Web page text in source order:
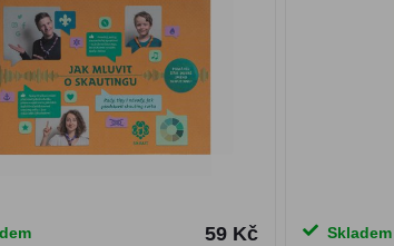
59 Kč Skladem